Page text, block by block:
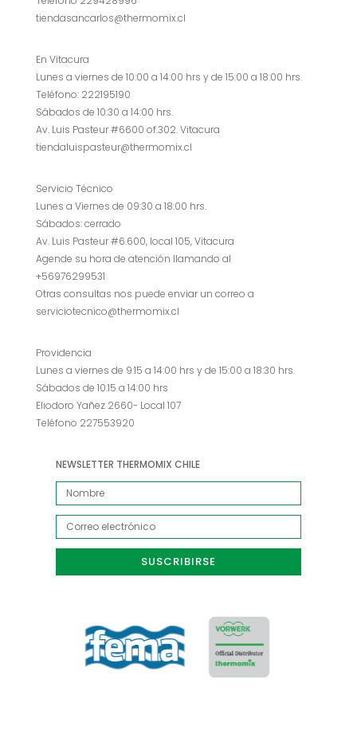
tiendasancarlos@thermomix.cl
En Vitacura
Lunes a viernes de 10:00 a 14:00 hrs y de 15:00 a 18:00 hrs.
Teléfono: 222195190
Sábados de 10:30 a 14:00 hrs.
Av. Luis Pasteur #6600 of.302. Vitacura
tiendaluispasteur@thermomix.cl
Servicio Técnico
Lunes a Viernes de 09:30 a 18:00 hrs.
Sábados: cerrado
Av. Luis Pasteur #6.600, local 105, Vitacura
Agende su hora de atención llamando al
+56976299531
Otras consultas nos puede enviar un correo a
serviciotecnico@thermomix.cl
Providencia
Lunes a viernes de 9:15 a 14:00 hrs y de 15:00 a 18:30 hrs.
Sábados de 10:15 a 14:00 hrs
Eliodoro Yañez 2660- Local 107
Teléfono 227553920
NEWSLETTER THERMOMIX CHILE
SUSCRIBIRSE